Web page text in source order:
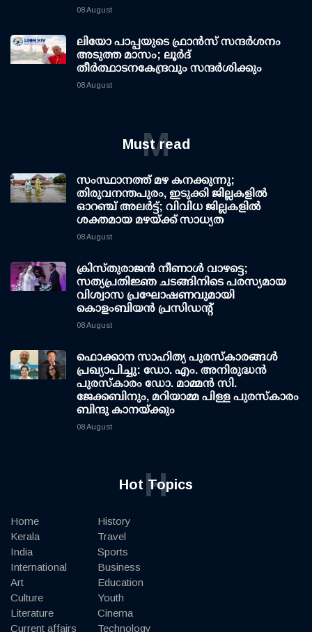
08 August
ലിയോ പാപ്പയുടെ ഫ്രാൻസ് സന്ദർശനം
അടുത്ത മാസം; ലൂർദ്
തീർത്ഥാടനകേന്ദ്രവും സന്ദർശിക്കും
08 August
Must read
M
സംസ്ഥാനത്ത് മഴ കനക്കുന്നു;
തിരുവനന്തപുരം, ഇടുക്കി ജില്ലകളിൽ
ഓറഞ്ച് അലർട്ട്; വിവിധ ജില്ലകളിൽ
ശക്തമായ മഴയ്ക്ക് സാധ്യത
08 August
ക്രിസ്തുരാജൻ നീണാൾ വാഴട്ടെ;
സത്യപ്രതിജ്ഞ ചടങ്ങിനിടെ പരസ്യമായ
വിശ്വാസ പ്രഘോഷണവുമായി
കൊളംബിയൻ പ്രസിഡന്റ്
08 August
ഫൊക്കാന സാഹിത്യ പുരസ്‌കാരങ്ങള്‍
പ്രഖ്യാപിച്ചു: ഡോ. എം. അനിരുദ്ധന്‍
പുരസ്‌കാരം ഡോ. മാമ്മന്‍ സി.
ജേക്കബിനും, മറിയാമ്മ പിള്ള പുരസ്‌കാരം
ബിന്ദു കാനയ്ക്കും
08 August
Hot Topics
H
Home
Kerala
India
International
Art
Culture
Literature
Current affairs
History
Travel
Sports
Business
Education
Youth
Cinema
Technology